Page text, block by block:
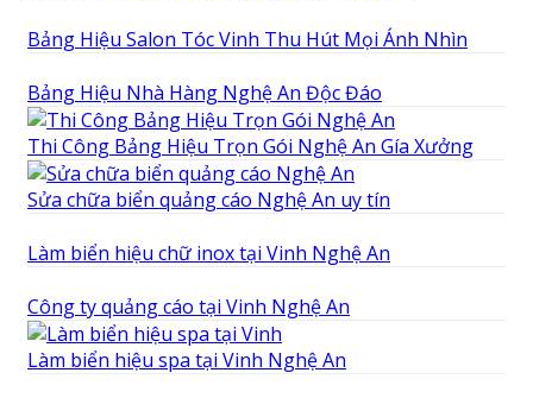
Bảng Hiệu Salon Tóc Vinh Thu Hút Mọi Ánh Nhìn
Bảng Hiệu Nhà Hàng Nghệ An Độc Đáo
Thi Công Bảng Hiệu Trọn Gói Nghệ An Gía Xưởng
Sửa chữa biển quảng cáo Nghệ An uy tín
Làm biển hiệu chữ inox tại Vinh Nghệ An
Công ty quảng cáo tại Vinh Nghệ An
Làm biển hiệu spa tại Vinh Nghệ An